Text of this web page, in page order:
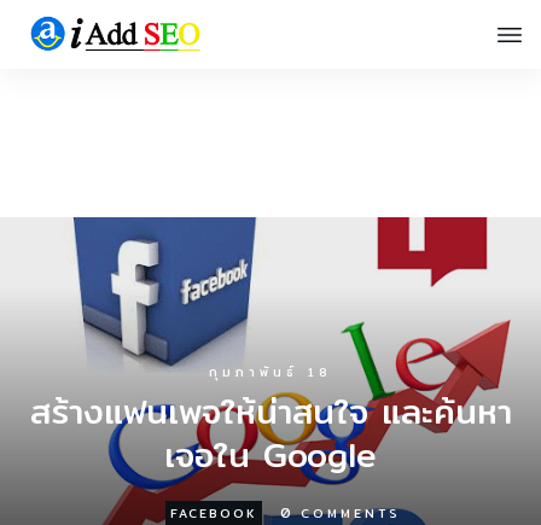
กุมภาพันธ์ 18
สร้างแฟนเพจให้น่าสนใจ และค้นหา
เจอใน Google
FACEBOOK 0 COMMENTS